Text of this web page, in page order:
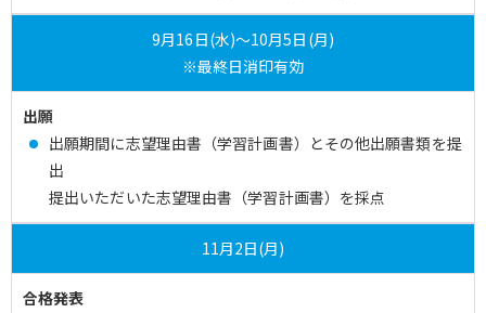
9月16日(水)～10月5日(月)
※最終日消印有効
出願
出願期間に志望理由書（学習計画書）とその他出願書類を提
出
提出いただいた志望理由書（学習計画書）を採点
11月2日(月)
合格発表